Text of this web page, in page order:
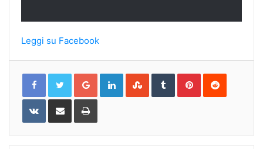
Leggi su Facebook
Google+LinkedInStumbleUpon
TumblrPinterestReddit
VKontakteShare
Email
Print